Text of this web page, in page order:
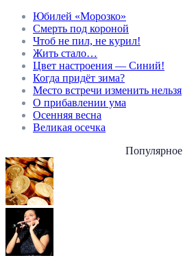
Юбилей «Морозко»
Смерть под короной
Чтоб не пил, не курил!
Жить стало…
Цвет настроения — Синий!
Когда придёт зима?
Место встречи изменить нельзя
О прибавлении ума
Осенняя весна
Великая осечка
Популярное